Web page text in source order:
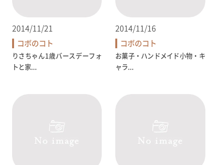
2014/11/21
コボのコト
りさちゃん1歳バースデーフォ
トと家...
2014/11/16
コボのコト
お菓子・ハンドメイド小物・キ
ャラ...